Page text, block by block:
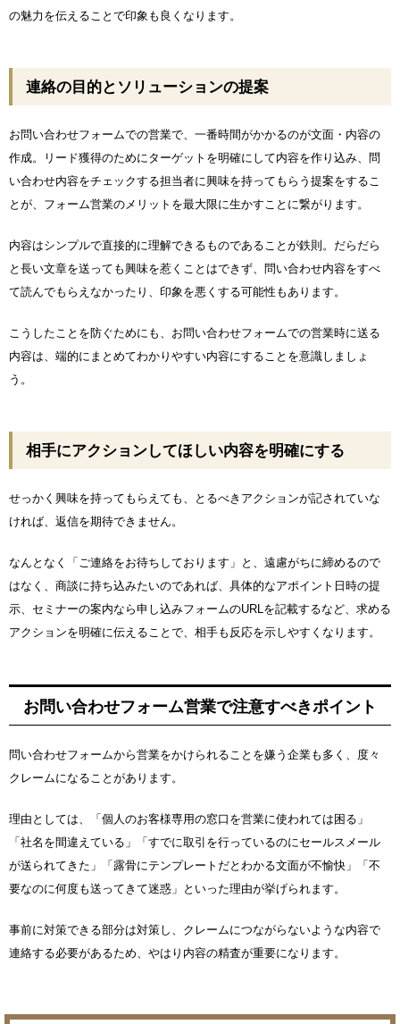
の魅力を伝えることで印象も良くなります。
連絡の目的とソリューションの提案
お問い合わせフォームでの営業で、一番時間がかかるのが文面・内容の
作成。リード獲得のためにターゲットを明確にして内容を作り込み、問
い合わせ内容をチェックする担当者に興味を持ってもらう提案をするこ
とが、フォーム営業のメリットを最大限に生かすことに繋がります。
内容はシンプルで直接的に理解できるものであることが鉄則。だらだら
と長い文章を送っても興味を惹くことはできず、問い合わせ内容をすべ
て読んでもらえなかったり、印象を悪くする可能性もあります。
こうしたことを防ぐためにも、お問い合わせフォームでの営業時に送る
内容は、端的にまとめてわかりやすい内容にすることを意識しましょ
う。
相手にアクションしてほしい内容を明確にする
せっかく興味を持ってもらえても、とるべきアクションが記されていな
ければ、返信を期待できません。
なんとなく「ご連絡をお待ちしております」と、遠慮がちに締めるので
はなく、商談に持ち込みたいのであれば、具体的なアポイント日時の提
示、セミナーの案内なら申し込みフォームのURLを記載するなど、求める
アクションを明確に伝えることで、相手も反応を示しやすくなります。
お問い合わせフォーム営業で注意すべきポイント
問い合わせフォームから営業をかけられることを嫌う企業も多く、度々
クレームになることがあります。
理由としては、「個人のお客様専用の窓口を営業に使われては困る」
「社名を間違えている」「すでに取引を行っているのにセールスメール
が送られてきた」「露骨にテンプレートだとわかる文面が不愉快」「不
要なのに何度も送ってきて迷惑」といった理由が挙げられます。
事前に対策できる部分は対策し、クレームにつながらないような内容で
連絡する必要があるため、やはり内容の精査が重要になります。